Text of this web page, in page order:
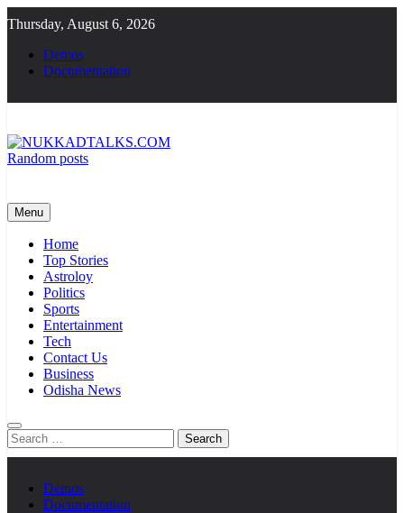
to
content
Thursday, August 6, 2026
Demos
Documentation
Random posts
Menu
Home
Top Stories
Astroloy
Politics
Sports
Entertainment
Tech
Contact Us
Business
Odisha News
Search
for:
Demos
Documentation